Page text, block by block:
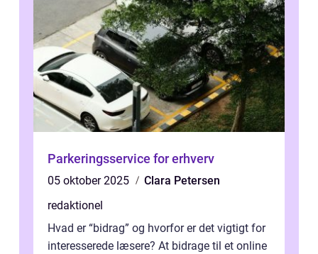
Parkeringsservice for erhverv
05 oktober 2025
Clara Petersen
redaktionel
Hvad er “bidrag” og hvorfor er det vigtigt for
interesserede læsere? At bidrage til et online